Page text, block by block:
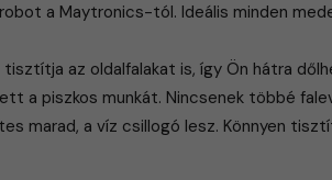
a Maytronics-tól. Ideális minden
az oldalfalakat is, így Ön hátra
a piszkos munkát. Nincsenek többé
marad, a víz csillogó lesz. Könnyen